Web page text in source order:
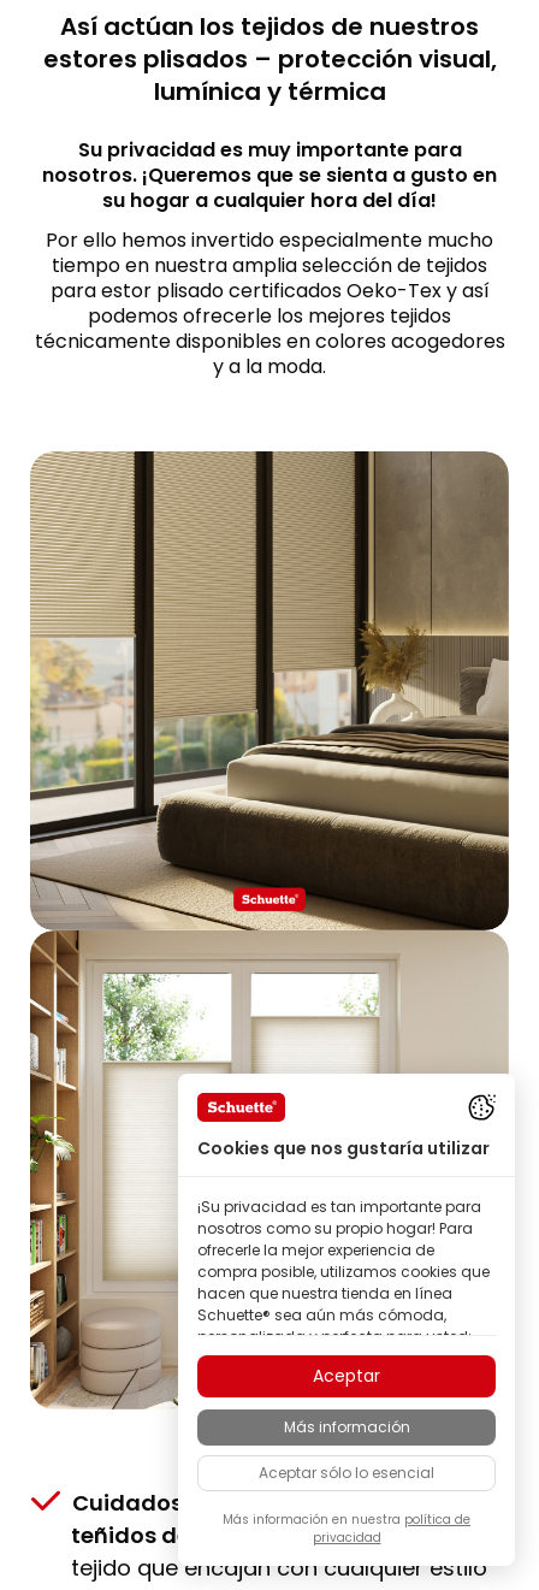
Así actúan los tejidos de nuestros
estores plisados – protección visual,
lumínica y térmica
Su privacidad es muy importante para
nosotros. ¡Queremos que se sienta a gusto en
su hogar a cualquier hora del día!
Por ello hemos invertido especialmente mucho
tiempo en nuestra amplia selección de tejidos
para estor plisado certificados Oeko-Tex y así
podemos ofrecerle los mejores tejidos
técnicamente disponibles en colores acogedores
y a la moda.
Cuidadosamente seleccionados &
teñidos de forma delicada: colores de
tejido que encajan con cualquier estilo
Cookies que nos gustaría utilizar
¡Su privacidad es tan importante para
nosotros como su propio hogar! Para
ofrecerle la mejor experiencia de
compra posible, utilizamos cookies que
hacen que nuestra tienda en línea
Schuette® sea aún más cómoda,
personalizada y perfecta para usted;
todo para que pueda descubrir
productos de la marca Schuette® con
la mejor calidad.
Algunas de estas cookies son
necesarias para que nuestra tienda
Schuette® funcione de forma fiable;
otras nos permiten personalizar los
contenidos y anuncios según sus
intereses, o participar de manera
completamente anónima en el análisis
del comportamiento de los visitantes.
Aceptar
Más información
Aceptar sólo lo esencial
Más información en nuestra política de
privacidad